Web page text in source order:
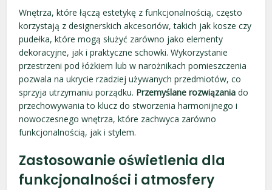
Wnętrza, które łączą estetykę z funkcjonalnością, często
korzystają z designerskich akcesoriów, takich jak kosze czy
pudełka, które mogą służyć zarówno jako elementy
dekoracyjne, jak i praktyczne schowki. Wykorzystanie
przestrzeni pod łóżkiem lub w narożnikach pomieszczenia
pozwala na ukrycie rzadziej używanych przedmiotów, co
sprzyja utrzymaniu porządku. Przemyślane rozwiązania do
przechowywania to klucz do stworzenia harmonijnego i
nowoczesnego wnętrza, które zachwyca zarówno
funkcjonalnością, jak i stylem.
Zastosowanie oświetlenia dla
funkcjonalności i atmosfery